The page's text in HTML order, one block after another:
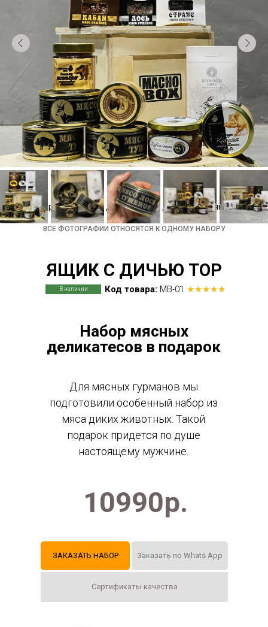
Сертификаты качества
Для мясных гурманов мы
подготовили особенный набор из
мяса диких животных. Такой
подарок придется по душе
настоящему мужчине.
ЗАКАЗАТЬ НАБОР
Код товара: МB-01 ★★★★★
10990р.
Заказать по Whats App
ЯЩИК С ДИЧЬЮ TOP
В наличии
ВСЕ ФОТОГРАФИИ ОТНОСЯТСЯ К ОДНОМУ НАБОРУ
Консервы из мяса диких зверей
Набор мясных
деликатесов в подарок